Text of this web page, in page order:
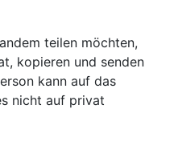
teilen möchten,
kopieren und senden
kann auf das
nicht auf privat